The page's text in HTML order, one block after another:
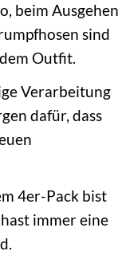
beim Ausgehen
sind
Outfit.
Verarbeitung
dafür, dass
4er-Pack bist
immer eine